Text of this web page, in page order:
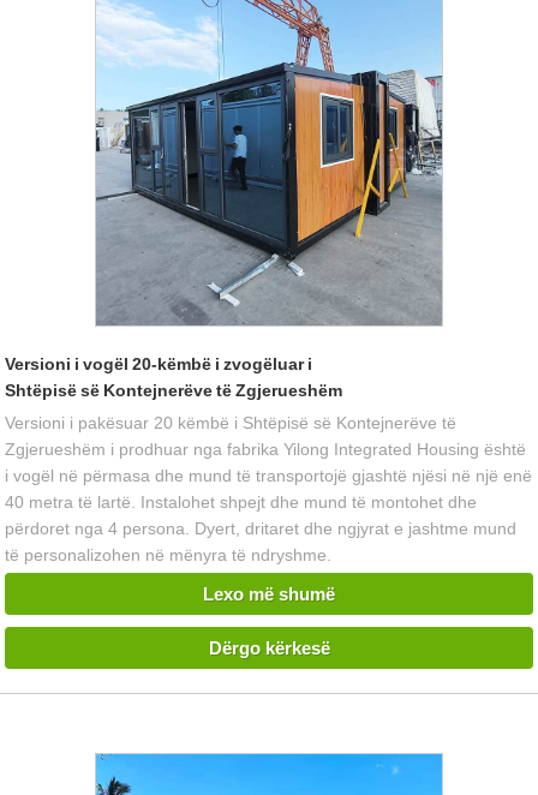
Versioni i vogël 20-këmbë i zvogëluar i
Shtëpisë së Kontejnerëve të Zgjerueshëm
Versioni i pakësuar 20 këmbë i Shtëpisë së Kontejnerëve të
Zgjerueshëm i prodhuar nga fabrika Yilong Integrated Housing është
i vogël në përmasa dhe mund të transportojë gjashtë njësi në një enë
40 metra të lartë. Instalohet shpejt dhe mund të montohet dhe
përdoret nga 4 persona. Dyert, dritaret dhe ngjyrat e jashtme mund
të personalizohen në mënyra të ndryshme.
Lexo më shumë
Dërgo kërkesë